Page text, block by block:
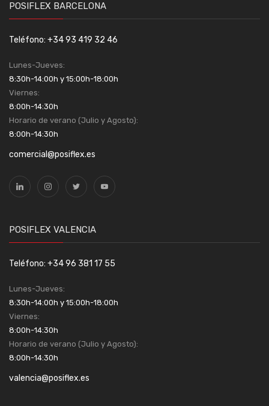
POSIFLEX BARCELONA
Teléfono: +34 93 419 32 46
Lunes-Jueves:
8:30h-14:00h y 15:00h-18:00h
Viernes:
8:00h-14:30h
Horario de verano (Julio y Agosto):
8:00h-14:30h
comercial@posiflex.es
POSIFLEX VALENCIA
Teléfono: +34 96 381 17 55
Lunes-Jueves:
8:30h-14:00h y 15:00h-18:00h
Viernes:
8:00h-14:30h
Horario de verano (Julio y Agosto):
8:00h-14:30h
valencia@posiflex.es